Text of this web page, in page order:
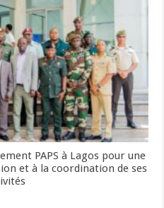
PAPS à Lagos pour une
et à la coordination de ses